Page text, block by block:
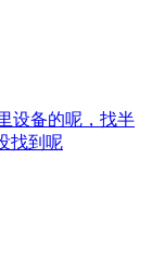
设备的呢，找半
找到呢